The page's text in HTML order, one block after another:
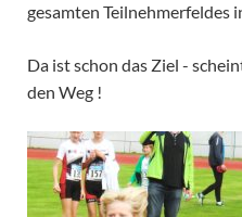
gesamten Teilnehmerfeldes
Da ist schon das Ziel -
den Weg !